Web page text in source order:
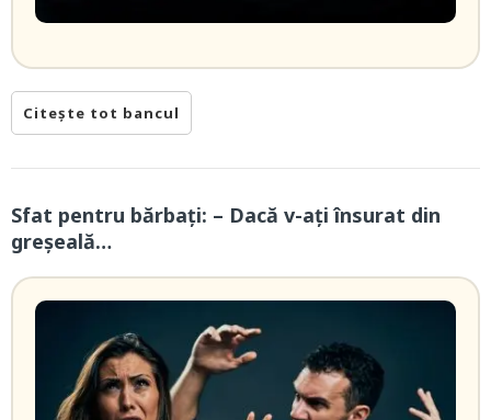
Citește tot bancul
Sfat pentru bărbaţi: – Dacă v-ați însurat din
greșeală…